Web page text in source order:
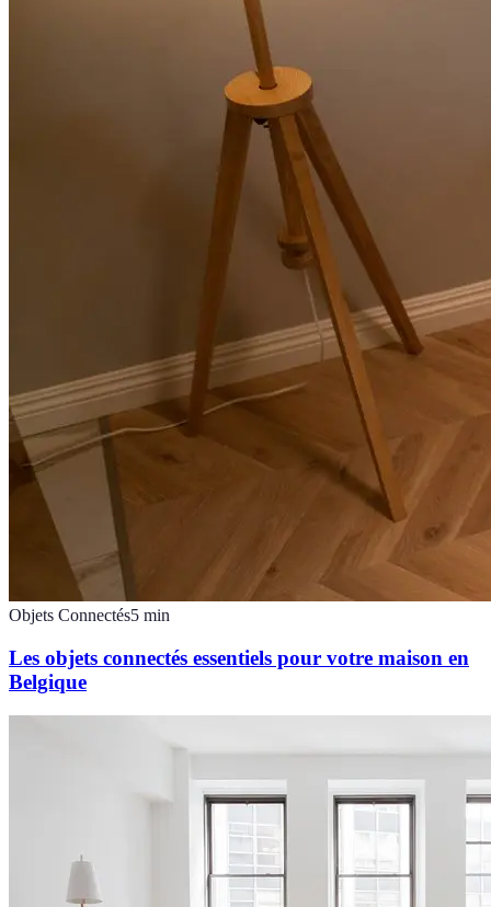
Objets Connectés5 min
Les objets connectés essentiels pour votre maison en
Belgique